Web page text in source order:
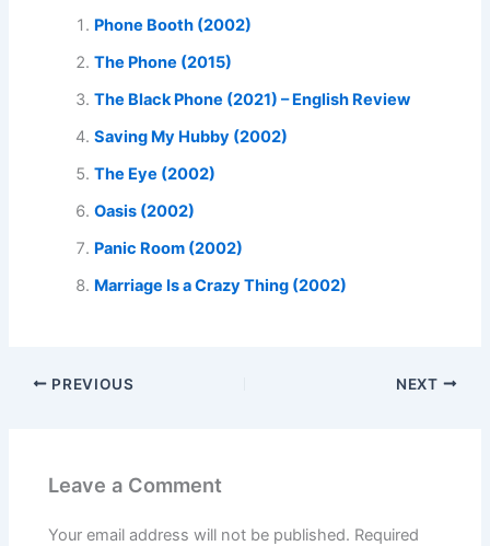
Phone Booth (2002)
The Phone (2015)
The Black Phone (2021) – English Review
Saving My Hubby (2002)
The Eye (2002)
Oasis (2002)
Panic Room (2002)
Marriage Is a Crazy Thing (2002)
PREVIOUS NEXT
Leave a Comment
Your email address will not be published. Required